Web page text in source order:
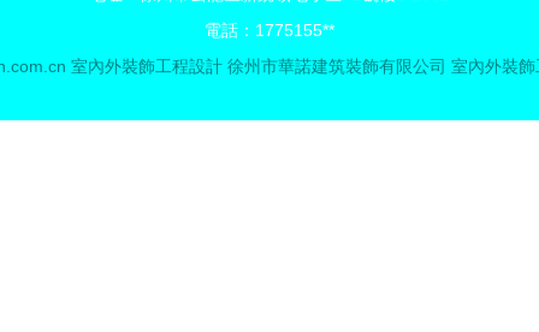
電話：1775155**
室內外裝飾工程設計 徐州市華諾建筑裝飾有限公司 室內外裝